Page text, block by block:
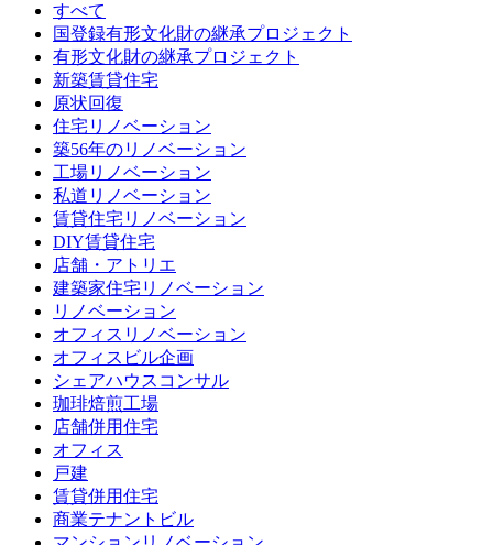
すべて
国登録有形文化財の継承プロジェクト
有形文化財の継承プロジェクト
新築賃貸住宅
原状回復
住宅リノベーション
築56年のリノベーション
工場リノベーション
私道リノベーション
賃貸住宅リノベーション
DIY賃貸住宅
店舗・アトリエ
建築家住宅リノベーション
リノベーション
オフィスリノベーション
オフィスビル企画
シェアハウスコンサル
珈琲焙煎工場
店舗併用住宅
オフィス
戸建
賃貸併用住宅
商業テナントビル